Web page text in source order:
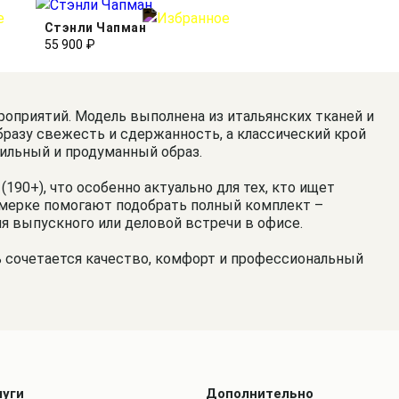
Стэнли Чапман
55 900 ₽
Модель выполнена из итальянских тканей и
свежесть и сдержанность, а классический крой
и продуманный образ.
что особенно актуально для тех, кто ищет
помогают подобрать полный комплект –
выпускного или деловой встречи в офисе.
качество, комфорт и профессиональный
Дополнительно